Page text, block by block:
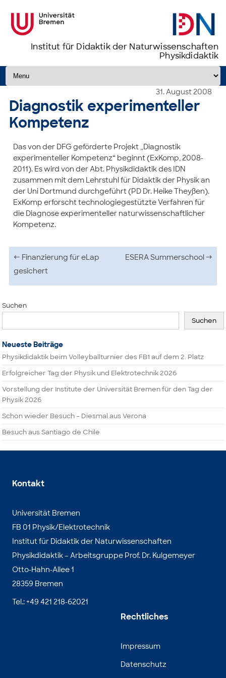
Institut für Didaktik der Naturwissenschaften
Physikdidaktik
Zum Inhalt springen
31. August 2008
Diagnostik experimenteller
Kompetenz
Das von der DFG geförderte Projekt „Diagnostik
experimenteller Kompetenz“ beginnt (ExKomp, 2008-
2011). Es wird von der Abt. Physikdidaktik des IDN
zusammen mit dem Lehrstuhl für Didaktik der Physik an
der Uni Dortmund durchgeführt (PD Dr. Heike Theyßen).
ExKomp erforscht technologiegestützte Verfahren für
die Diagnose experimenteller naturwissenschaftlicher
Kompetenz.
Beitragsnavigation
← Finanzierung für eLap
gesichert
ESERA Summerschool →
Suchen
Suchen
Neueste Beiträge
Physikdidaktik beim Volleyballturnier des FB1 auf dem 2. Platz
Erfolgreicher Tag der Physik und Elektrotechnik 2026
Vorstellung der Institute der Universität Bremen für den Tag der
Physik 2026
Schon wieder Besuch – Diesmal aus Verona
Besuch aus Santiago de Chile
Kontakt
Universität Bremen
FB 01 Physik/Elektrotechnik
Institut für Didaktik der Naturwissenschaften
Physikdidaktik – Arbeitsgruppe Prof. Dr. Kulgemeyer
Otto-Hahn-Allee 1
28359 Bremen
Tel.: +49 421 218-62021
Rechtliches
Impressum
Datenschutz